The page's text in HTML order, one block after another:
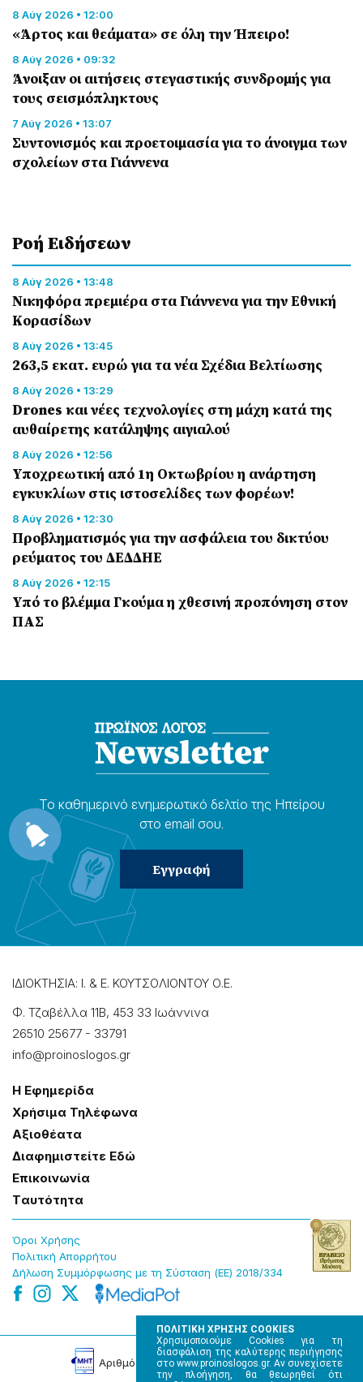
ΠΟΛΙΤΙΚΗ ΧΡΗΣΗΣ COOKIES
Χρησιμοποιούμε Cookies για τη
διασφάλιση της καλύτερης περιήγησης
στο www.proinoslogos.gr. Αν συνεχίσετε
την πλοήγηση, θα θεωρηθεί ότι
8 Αύγ 2026 • 12:00
«Άρτος και θεάματα» σε όλη την Ήπειρο!
8 Αύγ 2026 • 09:32
Άνοιξαν οι αιτήσεις στεγαστικής συνδρομής για
τους σεισμόπληκτους
7 Αύγ 2026 • 13:07
Συντονισμός και προετοιμασία για το άνοιγμα των
σχολείων στα Γιάννενα
Ροή Eιδήσεων
8 Αύγ 2026 • 13:48
Nικηφόρα πρεμιέρα στα Γιάννενα για την Εθνική
Κορασίδων
8 Αύγ 2026 • 13:45
263,5 εκατ. ευρώ για τα νέα Σχέδια Βελτίωσης
8 Αύγ 2026 • 13:29
Drones και νέες τεχνολογίες στη μάχη κατά της
αυθαίρετης κατάληψης αιγιαλού
8 Αύγ 2026 • 12:56
Υποχρεωτική από 1η Οκτωβρίου η ανάρτηση
εγκυκλίων στις ιστοσελίδες των φορέων!
8 Αύγ 2026 • 12:30
Προβληματισμός για την ασφάλεια του δικτύου
ρεύματος του ΔΕΔΔΗΕ
8 Αύγ 2026 • 12:15
Υπό το βλέμμα Γκούμα η χθεσινή προπόνηση στον
ΠΑΣ
Το καθημερɩνό ενημερωτɩκό δελτίο της Ηπείρου
στο email σου.
ΙΔΙΟΚΤΗΣΙΑ: Ι. & Ε. ΚΟΥΤΣΟΛΙΟΝΤΟΥ Ο.Ε.
Φ. Τζαβέλλα 11Β, 453 33 Ιωάννɩνα
26510 25677 - 33791
info@proinoslogos.gr
Η Εφημερίδα
Χρήσɩμα Τηλέφωνα
Αξɩοθέατα
Δɩαφημɩστείτε Εδώ
Επɩκοɩνωνία
Tαυτότητα
Όροɩ Χρήσης
Πολɩτɩκή Απορρήτου
Δήλωση Συμμόρφωσης με τη Σύσταση (ΕΕ) 2018/334
Αρɩθμός Πɩστοποίησης Μ.Η.Τ. 220242